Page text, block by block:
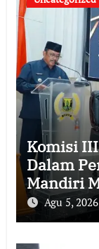
Komisi
Dalam
Mandiri
Agu 5, 2026